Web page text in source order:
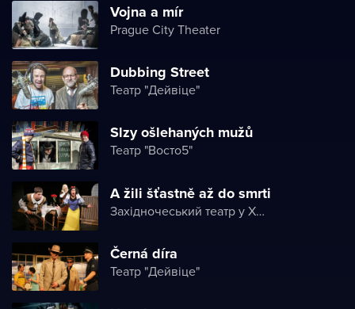
Vojna a mír
Prague City Theater
Dubbing Street
Театр "Дейвіце"
Slzy ošlehaných mužů
Театр "Восто5"
A žili šťastně až do smrti
Західночеський театр у Хебі
Černá díra
Театр "Дейвіце"